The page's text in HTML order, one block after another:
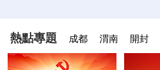
熱點專題 成都 渭南 開封